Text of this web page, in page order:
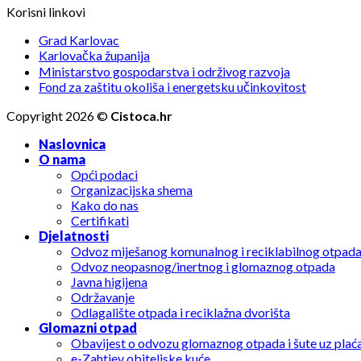
Korisni linkovi
Grad Karlovac
Karlovačka županija
Ministarstvo gospodarstva i održivog razvoja
Fond za zaštitu okoliša i energetsku učinkovitost
Copyright 2026 © Cistoca.hr
Naslovnica
O nama
Opći podaci
Organizacijska shema
Kako do nas
Certifikati
Djelatnosti
Odvoz miješanog komunalnog i reciklabilnog otpada
Odvoz neopasnog/inertnog i glomaznog otpada
Javna higijena
Održavanje
Odlagalište otpada i reciklažna dvorišta
Glomazni otpad
Obavijest o odvozu glomaznog otpada i šute uz